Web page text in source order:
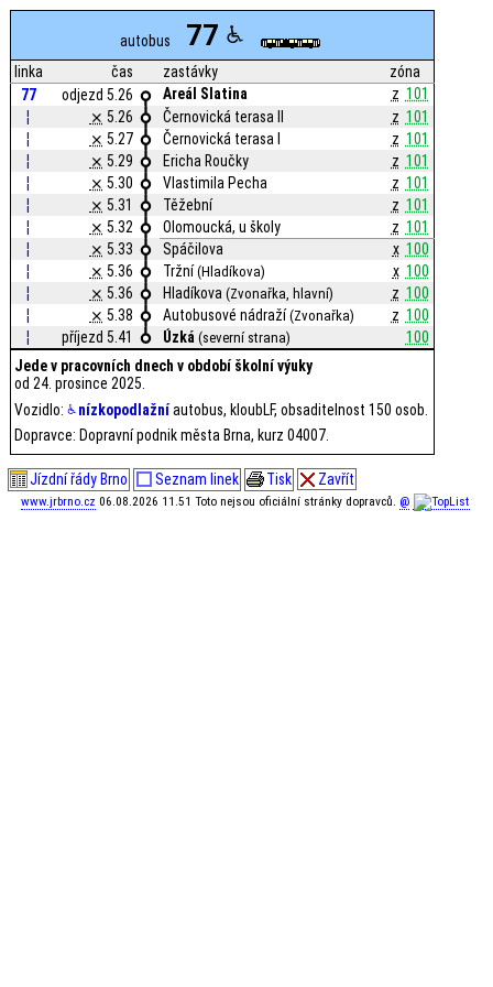
autobus 77
linka čas zastávky
zóna
77
odjezd 5.26 Areál Slatina z 101
¦
⨯ 5.26 Černovická terasa II z 101
¦
⨯ 5.27 Černovická terasa I z 101
¦
⨯ 5.29 Ericha Roučky z 101
¦
⨯ 5.30 Vlastimila Pecha z 101
¦
⨯ 5.31 Těžební z 101
¦
⨯ 5.32 Olomoucká, u školy z 101
¦
⨯ 5.33 Spáčilova x 100
¦
⨯ 5.36 Tržní(Hladíkova) x 100
¦
⨯ 5.36 Hladíkova(Zvonařka, hlavní) z 100
¦
⨯ 5.38 Autobusové nádraží(Zvonařka) z 100
¦
příjezd 5.41 Úzká (severní strana)
100
Jede v pracovních dnech v období školní výuky
od 24. prosince 2025.
Vozidlo: nízkopodlažníautobus, kloubLF, obsaditelnost 150 osob.
Dopravce: Dopravní podnik města Brna, kurz 04007.
Jízdní řády Brno Seznam linek Tisk Zavřít
www.jrbrno.cz 06.08.2026 11.51 Toto nejsou oficiální stránky dopravců. @